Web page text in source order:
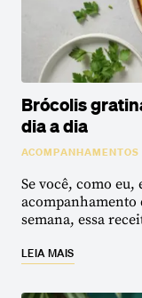
Brócolis
dia a dia
ACOMPANHAMENTOS
Se você, como eu,
semana, essa
LEIA MAIS